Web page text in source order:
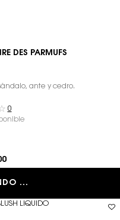
DES PARMUFS
ante y cedro.
0
...